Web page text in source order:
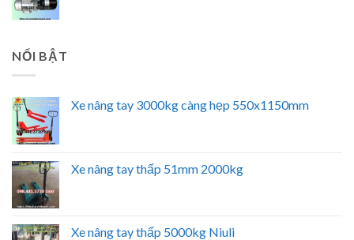
NỔI BẬT
Xe nâng tay 3000kg càng hẹp 550x1150mm
Xe nâng tay thấp 51mm 2000kg
Xe nâng tay thấp 5000kg Niuli